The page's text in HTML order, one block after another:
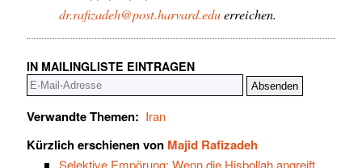
dr.rafizadeh@post.harvard.eduerreichen.
IN MAILINGLISTE EINTRAGEN
Verwandte Themen: Iran
Kürzlich erschienen von Majid Rafizadeh
Selektive Empörung: Wenn die Hisbollah angreift,